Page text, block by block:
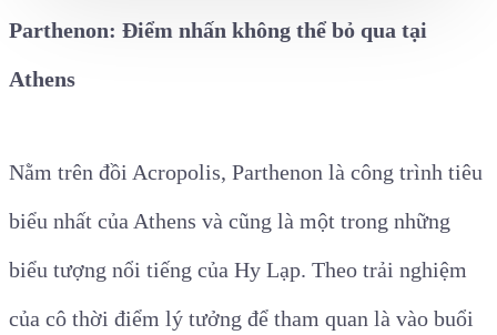
Parthenon: Điểm nhấn không thể bỏ qua tại
Athens
Nằm trên đồi Acropolis, Parthenon là công trình tiêu
biểu nhất của Athens và cũng là một trong những
biểu tượng nổi tiếng của Hy Lạp. Theo trải nghiệm
của cô thời điểm lý tưởng để tham quan là vào buổi